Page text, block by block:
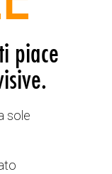
piace
sole